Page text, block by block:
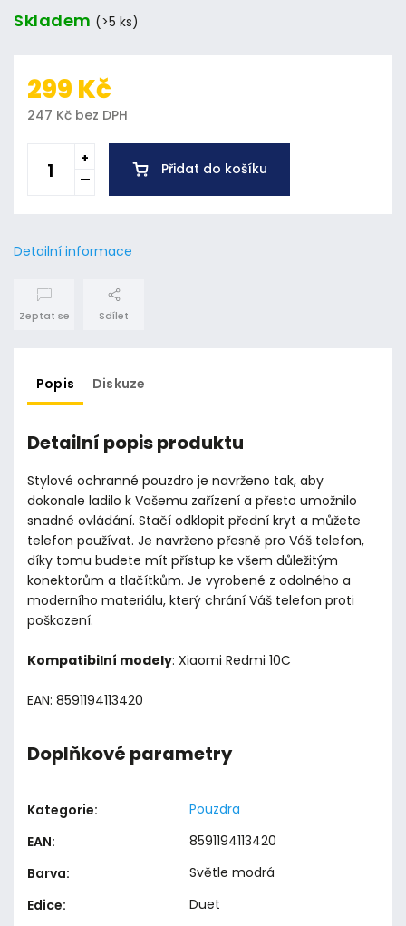
Skladem (>5 ks)
299 Kč
247 Kč bez DPH
Přidat do košíku
Detailní informace
Zeptat se Sdílet
Popis Diskuze
Detailní popis produktu
Stylové ochranné pouzdro je navrženo tak, aby
dokonale ladilo k Vašemu zařízení a přesto umožnilo
snadné ovládání. Stačí odklopit přední kryt a můžete
telefon používat. Je navrženo přesně pro Váš telefon,
díky tomu budete mít přístup ke všem důležitým
konektorům a tlačítkům. Je vyrobené z odolného a
moderního materiálu, který chrání Váš telefon proti
poškození.
Kompatibilní modely: Xiaomi Redmi 10C
EAN: 8591194113420
Doplňkové parametry
Kategorie:
Pouzdra
EAN:
8591194113420
Barva:
Světle modrá
Edice: Duet